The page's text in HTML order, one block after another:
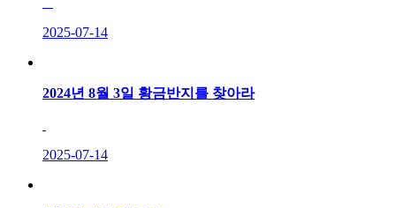
2025-07-14
2024년 8월 3일 황금반지를 찾아라
2025-07-14